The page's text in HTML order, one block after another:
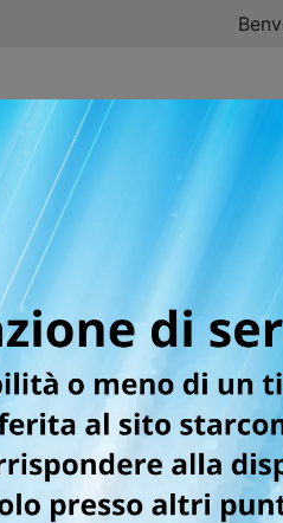
ONLINE DIGISTAR
MITICO